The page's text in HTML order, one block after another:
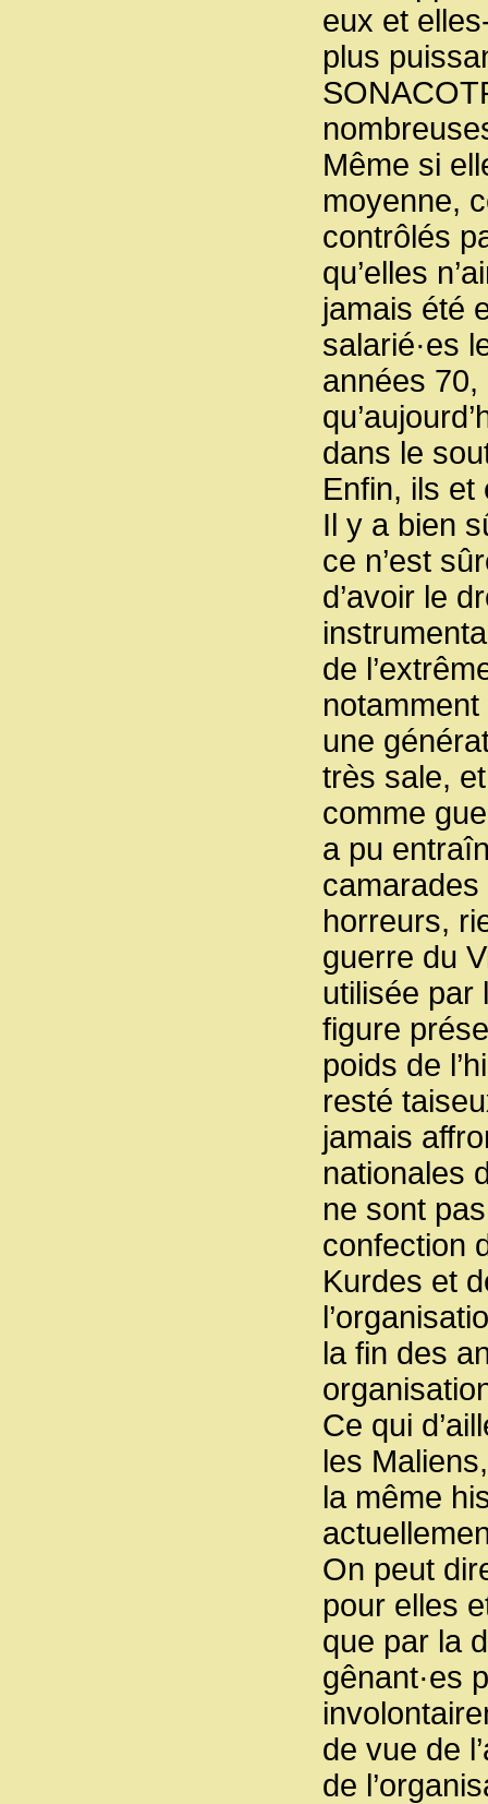
eux et
plus
Même si
moyenne,
contrôlés
qu’elles
jamais été
salarié·es
années
dans le
Enfin, ils et
Il y a bien
ce n’est
d’avoir le
de
notamment
une
très sale,
comme
a pu
horreurs,
guerre du
utilisée par
figure
poids de
resté
jamais
nationales
ne sont
confection
Kurdes et
la fin des
Ce qui
les
la même
On peut
pour elles
que par la
gênant·es
de vue de
de